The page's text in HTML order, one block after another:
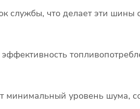
службы, что делает эти
минимальный уровень шума,